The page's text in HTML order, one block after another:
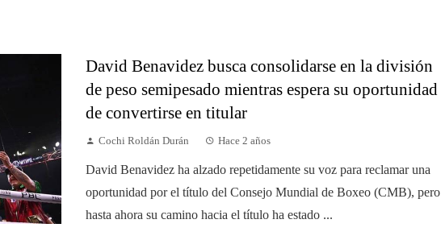
David Benavidez busca consolidarse en la división
de peso semipesado mientras espera su oportunidad
de convertirse en titular
Cochi Roldán Durán Hace 2 años
David Benavidez ha alzado repetidamente su voz para reclamar una
oportunidad por el título del Consejo Mundial de Boxeo (CMB), pero
hasta ahora su camino hacia el título ha estado ...